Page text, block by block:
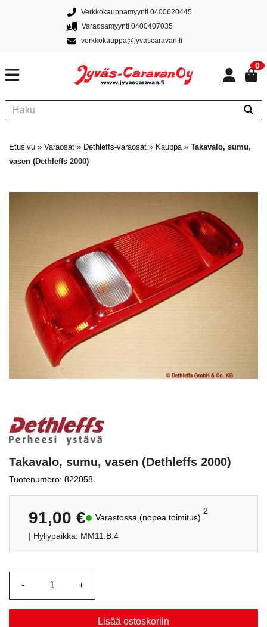
Verkkokauppamyynti 0400620445
Varaosamyynti 0400407035
verkkokauppa@jyvascaravan.fi
0
Etusivu » Varaosat » Dethleffs-varaosat » Kauppa» Takavalo, sumu,
vasen (Dethleffs 2000)
Takavalo, sumu, vasen (Dethleffs 2000)
Tuotenumero: 822058
91,00 € Varastossa (nopea toimitus)
2
| Hyllypaikka: MM11.B.4
Lisää ostoskoriin